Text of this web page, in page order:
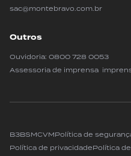
sac@montebravo.com.br
Outros
Ouvidoria: 0800 728 0053
Assessoria de imprensa
B3BSMCVMPolítica de
Política de privacidadePolítica